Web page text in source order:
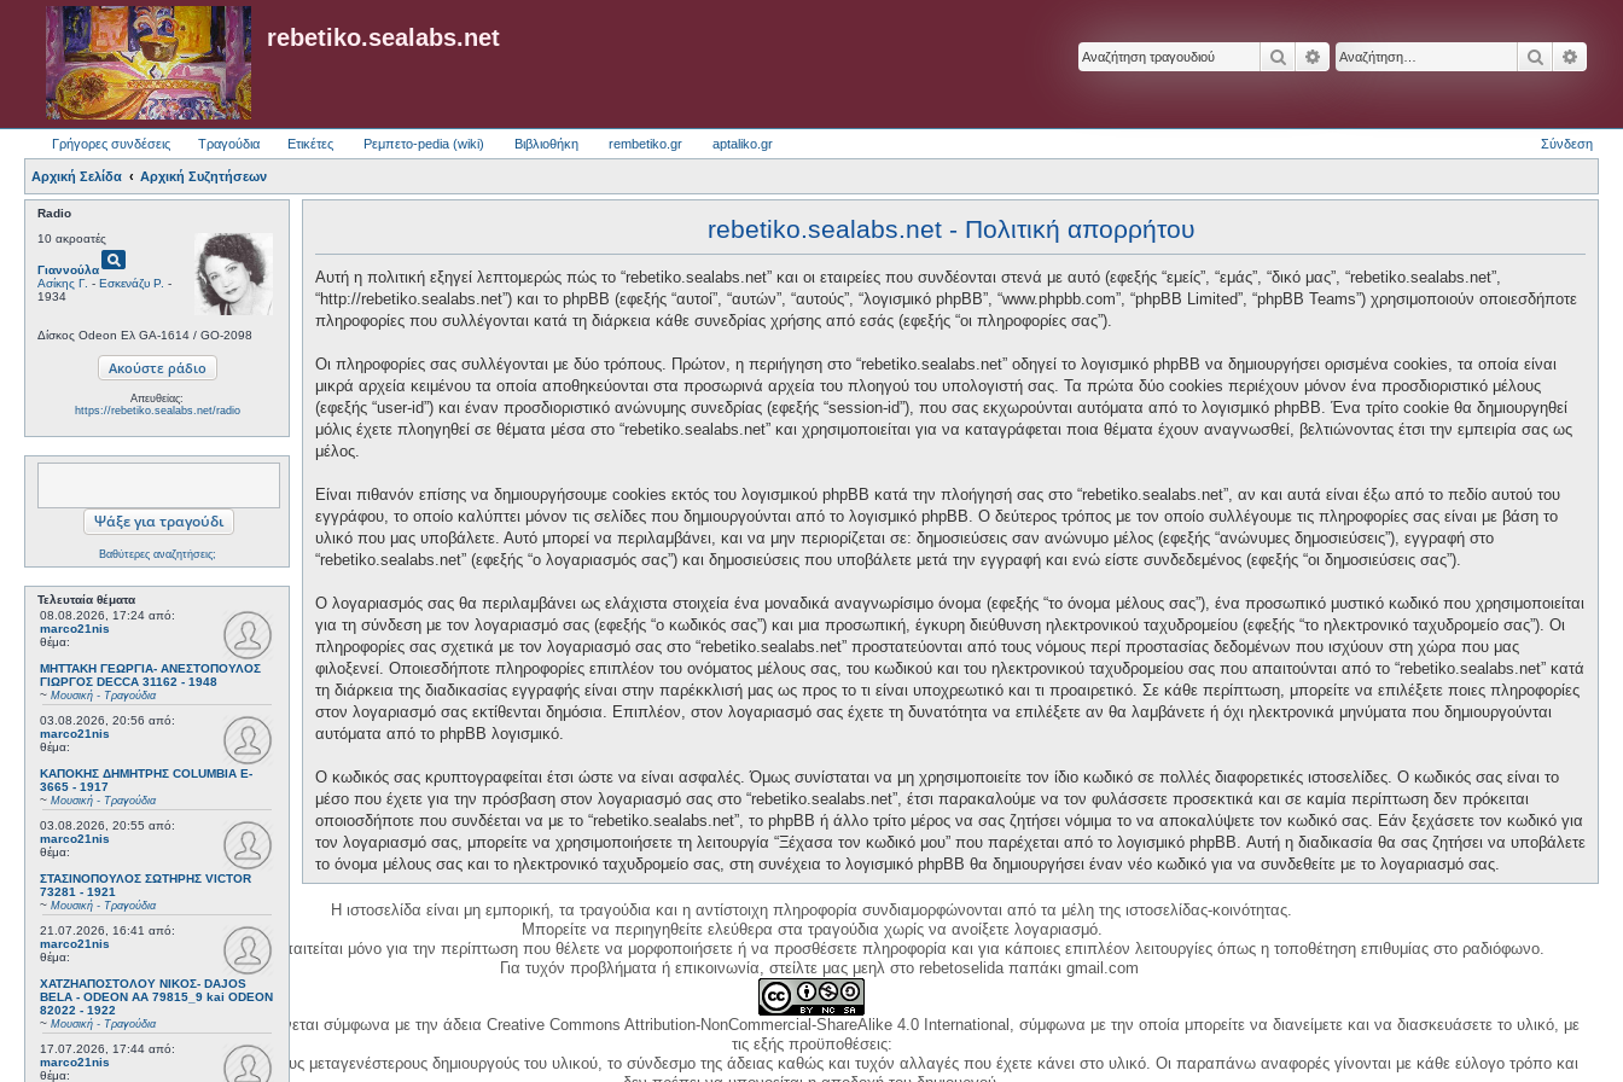
rebetiko.sealabs.net
ΑναζήτησηΕιδική αναζήτηση
Γρήγορες συνδέσεις Τραγούδια Ετικέτες Ρεμπετο-pedia (wiki) Βιβλιοθήκη rembetiko.gr aptaliko.gr Σύνδεση
Αρχική Σελίδα Αρχική Συζητήσεων
Radio
10 ακροατές
Γιαννούλαpageview
Ασίκης Γ. - Εσκενάζυ Ρ. -
1934
Δίσκος Odeon Ελ GA-1614 / GO-2098
Απευθείας:
https://rebetiko.sealabs.net/radio
Βαθύτερες αναζητήσεις;
Τελευταία θέματα
08.08.2026, 17:24 από:
marco21nis
θέμα:
ΜΗΤΤΑΚΗ ΓΕΩΡΓΙΑ- ΑΝΕΣΤΟΠΟΥΛΟΣ
ΓΙΩΡΓΟΣ DECCA 31162 - 1948
~ Μουσική - Τραγούδια
03.08.2026, 20:56 από:
marco21nis
θέμα:
ΚΑΠΟΚΗΣ ΔΗΜΗΤΡΗΣ COLUMBIA E-
3665 - 1917
~ Μουσική - Τραγούδια
03.08.2026, 20:55 από:
marco21nis
θέμα:
ΣΤΑΣΙΝΟΠΟΥΛΟΣ ΣΩΤΗΡΗΣ VICTOR
73281 - 1921
~ Μουσική - Τραγούδια
21.07.2026, 16:41 από:
marco21nis
θέμα:
ΧΑΤΖΗΑΠΟΣΤΟΛΟΥ ΝΙΚΟΣ- DAJOS
BELA - ODEON AA 79815_9 kai ODEON
82022 - 1922
~ Μουσική - Τραγούδια
17.07.2026, 17:44 από:
marco21nis
θέμα:
rebetiko.sealabs.net - Πολιτική απορρήτου
Αυτή η πολιτική εξηγεί λεπτομερώς πώς το “rebetiko.sealabs.net” και οι εταιρείες που συνδέονται στενά με αυτό (εφεξής “εμείς”, “εμάς”, “δικό μας”, “rebetiko.sealabs.net”,
“http://rebetiko.sealabs.net”) και το phpBB (εφεξής “αυτοί”, “αυτών”, “αυτούς”, “λογισμικό phpBB”, “www.phpbb.com”, “phpBB Limited”, “phpBB Teams”) χρησιμοποιούν οποιεσδήποτε
πληροφορίες που συλλέγονται κατά τη διάρκεια κάθε συνεδρίας χρήσης από εσάς (εφεξής “οι πληροφορίες σας”).
Οι πληροφορίες σας συλλέγονται με δύο τρόπους. Πρώτον, η περιήγηση στο “rebetiko.sealabs.net” οδηγεί το λογισμικό phpBB να δημιουργήσει ορισμένα cookies, τα οποία είναι
μικρά αρχεία κειμένου τα οποία αποθηκεύονται στα προσωρινά αρχεία του πλοηγού του υπολογιστή σας. Τα πρώτα δύο cookies περιέχουν μόνον ένα προσδιοριστικό μέλους
(εφεξής “user-id”) και έναν προσδιοριστικό ανώνυμης συνεδρίας (εφεξής “session-id”), που σας εκχωρούνται αυτόματα από το λογισμικό phpBB. Ένα τρίτο cookie θα δημιουργηθεί
μόλις έχετε πλοηγηθεί σε θέματα μέσα στο “rebetiko.sealabs.net” και χρησιμοποιείται για να καταγράφεται ποια θέματα έχουν αναγνωσθεί, βελτιώνοντας έτσι την εμπειρία σας ως
μέλος.
Είναι πιθανόν επίσης να δημιουργήσουμε cookies εκτός του λογισμικού phpBB κατά την πλοήγησή σας στο “rebetiko.sealabs.net”, αν και αυτά είναι έξω από το πεδίο αυτού του
εγγράφου, το οποίο καλύπτει μόνον τις σελίδες που δημιουργούνται από το λογισμικό phpBB. Ο δεύτερος τρόπος με τον οποίο συλλέγουμε τις πληροφορίες σας είναι με βάση το
υλικό που μας υποβάλετε. Αυτό μπορεί να περιλαμβάνει, και να μην περιορίζεται σε: δημοσιεύσεις σαν ανώνυμο μέλος (εφεξής “ανώνυμες δημοσιεύσεις”), εγγραφή στο
“rebetiko.sealabs.net” (εφεξής “ο λογαριασμός σας”) και δημοσιεύσεις που υποβάλετε μετά την εγγραφή και ενώ είστε συνδεδεμένος (εφεξής “οι δημοσιεύσεις σας”).
Ο λογαριασμός σας θα περιλαμβάνει ως ελάχιστα στοιχεία ένα μοναδικά αναγνωρίσιμο όνομα (εφεξής “το όνομα μέλους σας”), ένα προσωπικό μυστικό κωδικό που χρησιμοποιείται
για τη σύνδεση με τον λογαριασμό σας (εφεξής “ο κωδικός σας”) και μια προσωπική, έγκυρη διεύθυνση ηλεκτρονικού ταχυδρομείου (εφεξής “το ηλεκτρονικό ταχυδρομείο σας”). Οι
πληροφορίες σας σχετικά με τον λογαριασμό σας στο “rebetiko.sealabs.net” προστατεύονται από τους νόμους περί προστασίας δεδομένων που ισχύουν στη χώρα που μας
φιλοξενεί. Οποιεσδήποτε πληροφορίες επιπλέον του ονόματος μέλους σας, του κωδικού και του ηλεκτρονικού ταχυδρομείου σας που απαιτούνται από το “rebetiko.sealabs.net” κατά
τη διάρκεια της διαδικασίας εγγραφής είναι στην παρέκκλισή μας ως προς το τι είναι υποχρεωτικό και τι προαιρετικό. Σε κάθε περίπτωση, μπορείτε να επιλέξετε ποιες πληροφορίες
στον λογαριασμό σας εκτίθενται δημόσια. Επιπλέον, στον λογαριασμό σας έχετε τη δυνατότητα να επιλέξετε αν θα λαμβάνετε ή όχι ηλεκτρονικά μηνύματα που δημιουργούνται
αυτόματα από το phpBB λογισμικό.
Ο κωδικός σας κρυπτογραφείται έτσι ώστε να είναι ασφαλές. Όμως συνίσταται να μη χρησιμοποιείτε τον ίδιο κωδικό σε πολλές διαφορετικές ιστοσελίδες. Ο κωδικός σας είναι το
μέσο που έχετε για την πρόσβαση στον λογαριασμό σας στο “rebetiko.sealabs.net”, έτσι παρακαλούμε να τον φυλάσσετε προσεκτικά και σε καμία περίπτωση δεν πρόκειται
οποιοσδήποτε που συνδέεται να με το “rebetiko.sealabs.net”, το phpBB ή άλλο τρίτο μέρος να σας ζητήσει νόμιμα το να αποκαλύψετε τον κωδικό σας. Εάν ξεχάσετε τον κωδικό για
τον λογαριασμό σας, μπορείτε να χρησιμοποιήσετε τη λειτουργία “Ξέχασα τον κωδικό μου” που παρέχεται από το λογισμικό phpBB. Αυτή η διαδικασία θα σας ζητήσει να υποβάλετε
το όνομα μέλους σας και το ηλεκτρονικό ταχυδρομείο σας, στη συνέχεια το λογισμικό phpBB θα δημιουργήσει έναν νέο κωδικό για να συνδεθείτε με το λογαριασμό σας.
Η ιστοσελίδα είναι μη εμπορική, τα τραγούδια και η αντίστοιχη πληροφορία συνδιαμορφώνονται από τα μέλη της ιστοσελίδας-κοινότητας.
Μπορείτε να περιηγηθείτε ελεύθερα στα τραγούδια χωρίς να ανοίξετε λογαριασμό.
Η δημιουργία λογαριασμού απαιτείται μόνο για την περίπτωση που θέλετε να μορφοποιήσετε ή να προσθέσετε πληροφορία και για κάποιες επιπλέον λειτουργίες όπως η τοποθέτηση επιθυμίας στο ραδιόφωνο.
Για τυχόν προβλήματα ή επικοινωνία, στείλτε μας μεηλ στο rebetoselida παπάκι gmail.com
Η χρήση του υλικού της σελίδας γίνεται σύμφωνα με την άδεια Creative Commons Attribution-NonCommercial-ShareAlike 4.0 International, σύμφωνα με την οποία μπορείτε να διανείμετε και να διασκευάσετε το υλικό, με
τις εξής προϋποθέσεις:
1. Να αναφέρετε τον αρχικό και τους μεταγενέστερους δημιουργούς του υλικού, το σύνδεσμο της άδειας καθώς και τυχόν αλλαγές που έχετε κάνει στο υλικό. Οι παραπάνω αναφορές γίνονται με κάθε εύλογο τρόπο και